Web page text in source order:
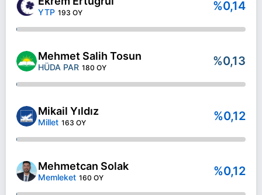
YTP 193 OY %0,14
Mehmet Salih Tosun
HÜDA PAR 180 OY %0,13
Mikail Yıldız
Millet 163 OY %0,12
Mehmetcan Solak
Memleket 160 OY %0,12